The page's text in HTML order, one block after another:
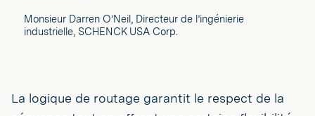
Monsieur Darren O’Neil, Directeur de l’ingénierie
industrielle, SCHENCK USA Corp.
La logique de routage garantit le respect de la